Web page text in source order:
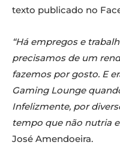
texto publicado no
“Há empregos e
precisamos de um
fazemos por gosto. E
Gaming Lounge
Infelizmente, por
tempo que não nutria
José Amendoeira.